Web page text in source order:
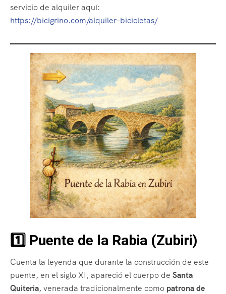
servicio de alquiler aquí:
https://bicigrino.com/alquiler-bicicletas/
1️⃣ Puente de la Rabia (Zubiri)
Cuenta la leyenda que durante la construcción de este
puente, en el siglo XI, apareció el cuerpo de Santa
Quiteria, venerada tradicionalmente como patrona de